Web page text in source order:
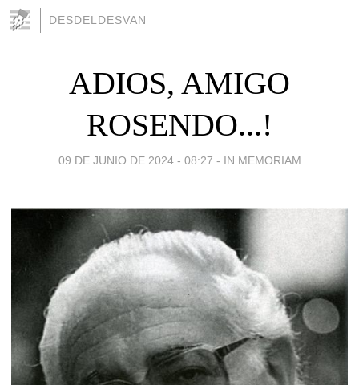
DESDELDESVAN
ADIOS, AMIGO
ROSENDO...!
09 DE JUNIO DE 2024 - 08:27 - IN MEMORIAM